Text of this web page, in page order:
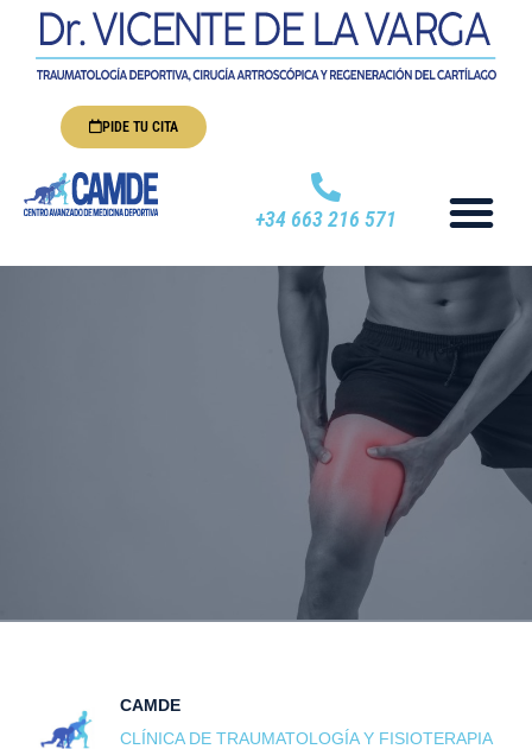
PIDE TU CITA
+34 663 216 571
CAMDE
CLÍNICA DE TRAUMATOLOGÍA Y FISIOTERAPIA